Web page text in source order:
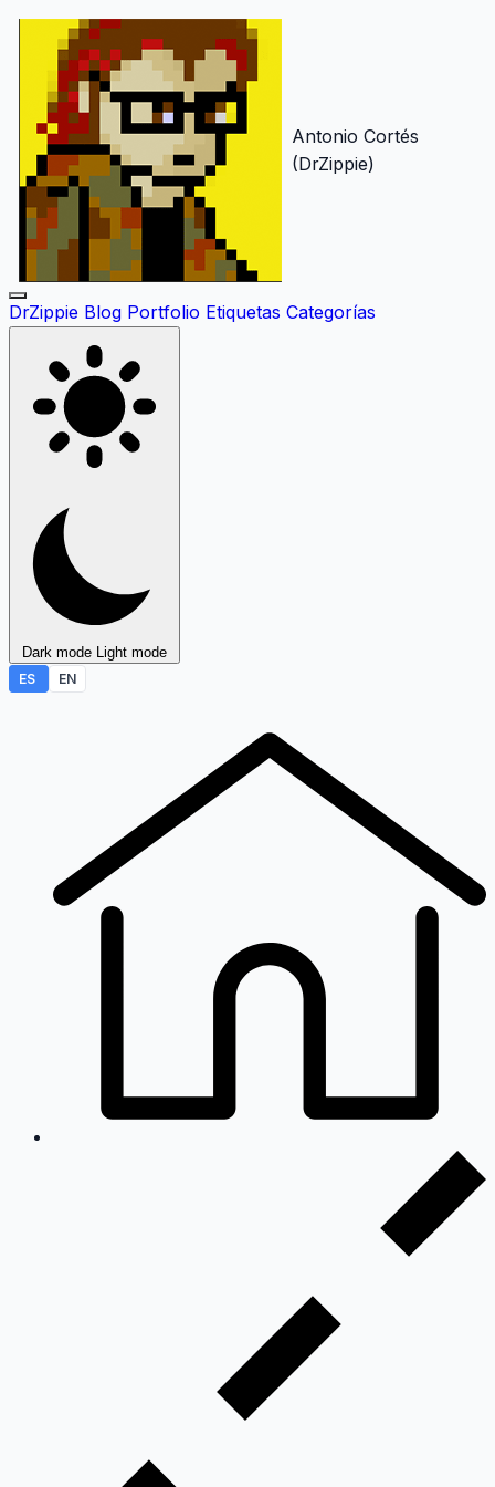
Antonio Cortés
(DrZippie)
DrZippie Blog Portfolio Etiquetas Categorías
Dark mode Light mode
ES
EN